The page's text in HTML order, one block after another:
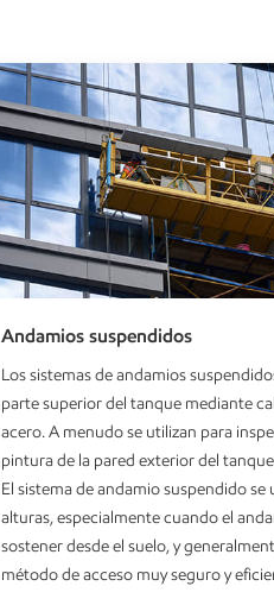
Andamios suspendidos
Los sistemas de andamios
parte superior del tanque mediante
acero. A menudo se utilizan para
pintura de la pared exterior del
El sistema de andamio suspendido se
alturas, especialmente cuando el
sostener desde el suelo, y
método de acceso muy seguro y